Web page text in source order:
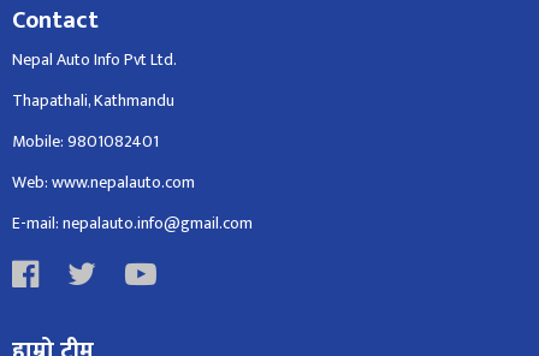
Contact
Nepal Auto Info Pvt Ltd.
Thapathali, Kathmandu
Mobile: 9801082401
Web: www.nepalauto.com
E-mail: nepalauto.info@gmail.com